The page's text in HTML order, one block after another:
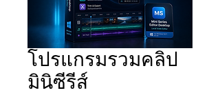
โปรแกรมรวมคลิป
มินิซีรีส์